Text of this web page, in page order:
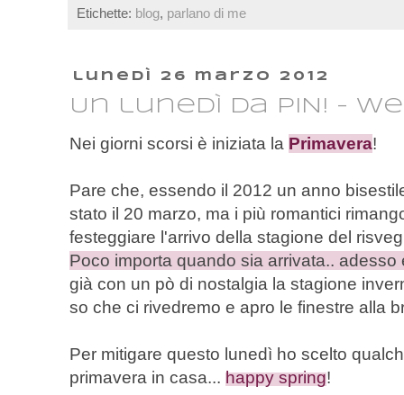
Etichette: blog, parlano di me
lunedì 26 marzo 2012
Un lunedì da PIN! -
Nei giorni scorsi è iniziata la Primavera!
Pare che, essendo il 2012 un anno
stato il 20 marzo, ma i più romantici
festeggiare l'arrivo della stagione del
Poco importa quando sia arrivata.. adesso
già con un pò di nostalgia la stagione
so che ci rivedremo e apro le finestre alla
Per mitigare questo lunedì ho scelto
primavera in casa... happy spring!